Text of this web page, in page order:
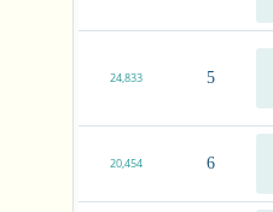
5
24,833
6
20,454